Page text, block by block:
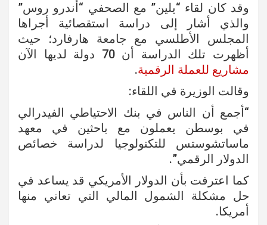
وقد كان لقاء “يلين” مع الصحفي “أندرو روس”
والذي أشار إلى دراسة استقصائية أجراها
المجلس الأطلسي مع جامعة هارفارد؛ حيث
أظهرت تلك الدراسة أن 70 دولة لديها الآن
مشاريع للعملة الرقمية.
وقالت الوزيرة في اللقاء:
“أجمع أن الناس في بنك الاحتياطي الفيدرالي
في بوسطن يعملون مع باحثين في معهد
ماساتشوستس للتكنولوجيا لدراسة خصائص
الدولار الرقمي”.
كما اعترفت بأن الدولار الأمريكي قد يساعد في
حل مشكلة الشمول المالي التي تعاني منها
أمريكا.